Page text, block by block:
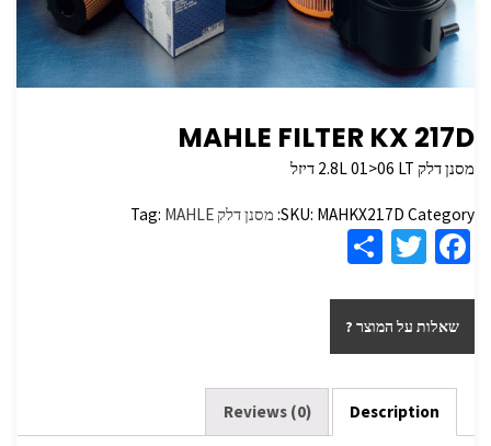
MAHLE FILTER KX 217D
מסנן דלק 2.8L 01>06 LT דיזל
SKU: MAHKX217D Category: מסנן דלק Tag: MAHLE
Fa
b
o
o
k
T
tt
er
ar
e
שאלות על המוצר ?
Description
Reviews (0)